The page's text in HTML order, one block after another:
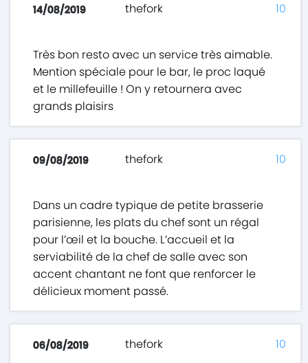
14/08/2019 thefork
Très bon resto avec un service très aimable.
Mention spéciale pour le bar, le proc laqué
et le millefeuille ! On y retournera avec
grands plaisirs
10
09/08/2019 thefork
Dans un cadre typique de petite brasserie
parisienne, les plats du chef sont un régal
pour l’œil et la bouche. L’accueil et la
serviabilité de la chef de salle avec son
accent chantant ne font que renforcer le
délicieux moment passé.
10
06/08/2019 thefork 10